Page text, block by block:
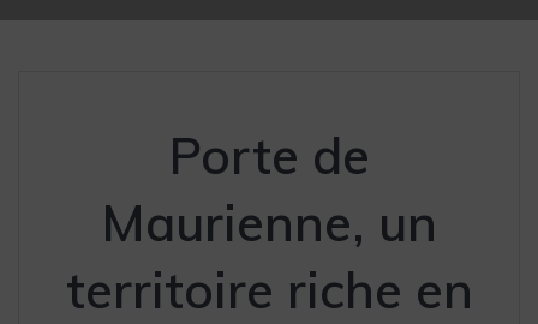
Porte de
Maurienne, un
territoire riche en